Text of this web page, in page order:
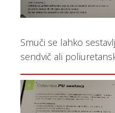
Smuči se lahko
sendvič ali